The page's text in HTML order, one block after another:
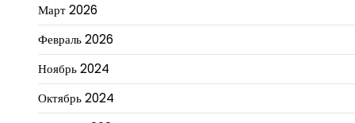
Март 2026
Февраль 2026
Ноябрь 2024
Октябрь 2024